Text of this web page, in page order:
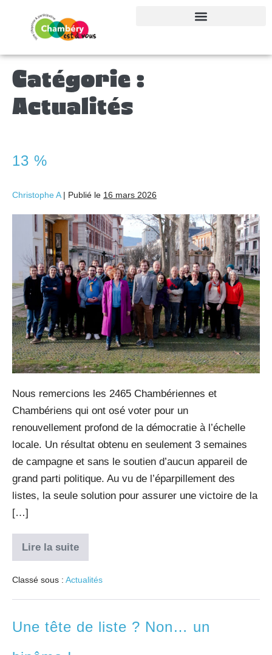
Catégorie :
Actualités
13 %
Christophe A| Publié le 16 mars 2026
Nous remercions les 2465 Chambériennes et
Chambériens qui ont osé voter pour un
renouvellement profond de la démocratie à l’échelle
locale. Un résultat obtenu en seulement 3 semaines
de campagne et sans le soutien d’aucun appareil de
grand parti politique. Au vu de l’éparpillement des
listes, la seule solution pour assurer une victoire de la
[…]
Lire la suite
Classé sous : Actualités
Une tête de liste ? Non… un